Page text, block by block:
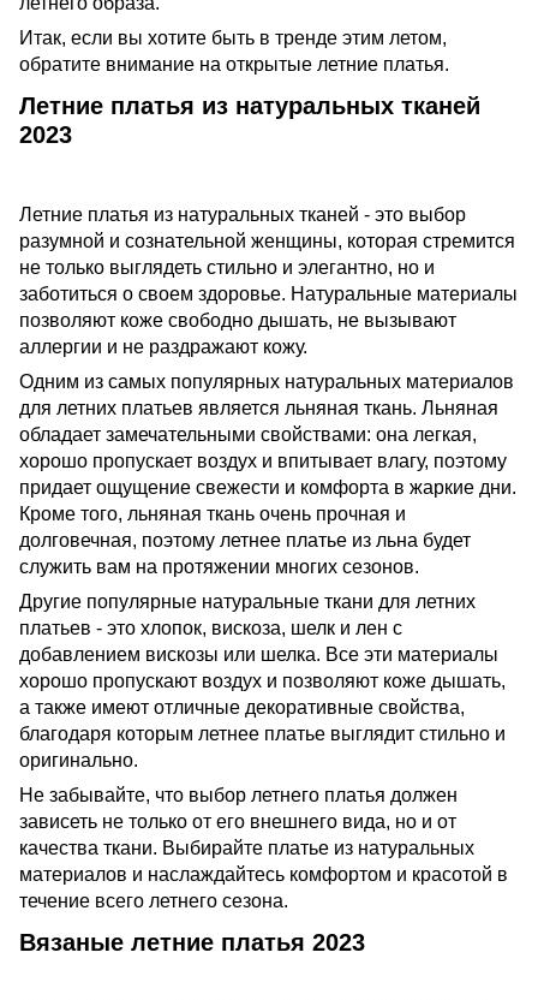
Итак, если вы хотите быть в тренде этим летом,
обратите внимание на открытые летние платья.
Летние платья из натуральных тканей
2023
Летние платья из натуральных тканей - это выбор
разумной и сознательной женщины, которая стремится
не только выглядеть стильно и элегантно, но и
заботиться о своем здоровье. Натуральные материалы
позволяют коже свободно дышать, не вызывают
аллергии и не раздражают кожу.
Одним из самых популярных натуральных материалов
для летних платьев является льняная ткань. Льняная
обладает замечательными свойствами: она легкая,
хорошо пропускает воздух и впитывает влагу, поэтому
придает ощущение свежести и комфорта в жаркие дни.
Кроме того, льняная ткань очень прочная и
долговечная, поэтому летнее платье из льна будет
служить вам на протяжении многих сезонов.
Другие популярные натуральные ткани для летних
платьев - это хлопок, вискоза, шелк и лен с
добавлением вискозы или шелка. Все эти материалы
хорошо пропускают воздух и позволяют коже дышать,
а также имеют отличные декоративные свойства,
благодаря которым летнее платье выглядит стильно и
оригинально.
Не забывайте, что выбор летнего платья должен
зависеть не только от его внешнего вида, но и от
качества ткани. Выбирайте платье из натуральных
материалов и наслаждайтесь комфортом и красотой в
течение всего летнего сезона.
Вязаные летние платья 2023